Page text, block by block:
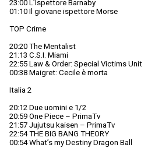
23:00 L’Ispettore Barnaby
01:10 Il giovane ispettore Morse
TOP Crime
20:20 The Mentalist
21:13 C.S.I. Miami
22:55 Law & Order: Special Victims Unit
00:38 Maigret: Cecile è morta
Italia 2
20:12 Due uomini e 1/2
20:59 One Piece – PrimaTv
21:57 Jujutsu kaisen – PrimaTv
22:54 THE BIG BANG THEORY
00:54 What’s my Destiny Dragon Ball